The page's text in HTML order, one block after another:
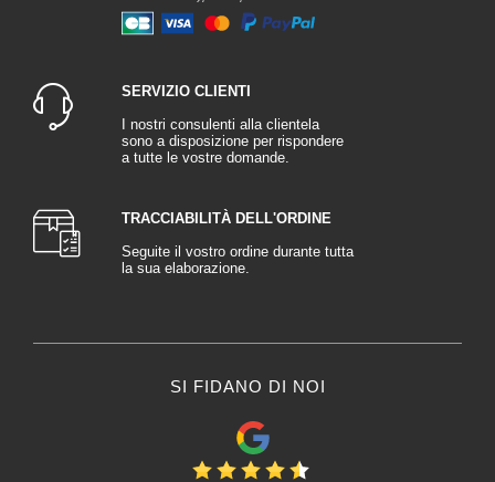
SERVIZIO CLIENTI
I nostri consulenti alla clientela
sono a disposizione per rispondere
a tutte le vostre domande.
TRACCIABILITÀ DELL'ORDINE
Seguite il vostro ordine durante tutta
la sua elaborazione.
SI FIDANO DI NOI